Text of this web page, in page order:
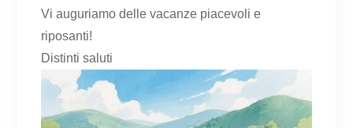
Vi auguriamo delle vacanze piacevoli e
riposanti!
Distinti saluti